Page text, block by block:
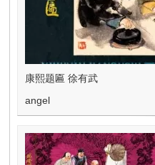
康熙题匾 徐有武
angel